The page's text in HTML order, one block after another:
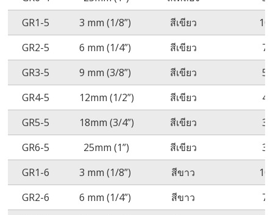
GR1-5
3 mm (1/8”) สีเขียว
10
GR2-5
6 mm (1/4”) สีเขียว
7
GR3-5
9 mm (3/8”) สีเขียว
5
GR4-5
12mm (1/2”) สีเขียว
4
GR5-5
18mm (3/4”) สีเขียว
3
GR6-5
25mm (1”) สีเขียว
3
GR1-6
3 mm (1/8”) สีขาว
10
GR2-6
6 mm (1/4”) สีขาว
7